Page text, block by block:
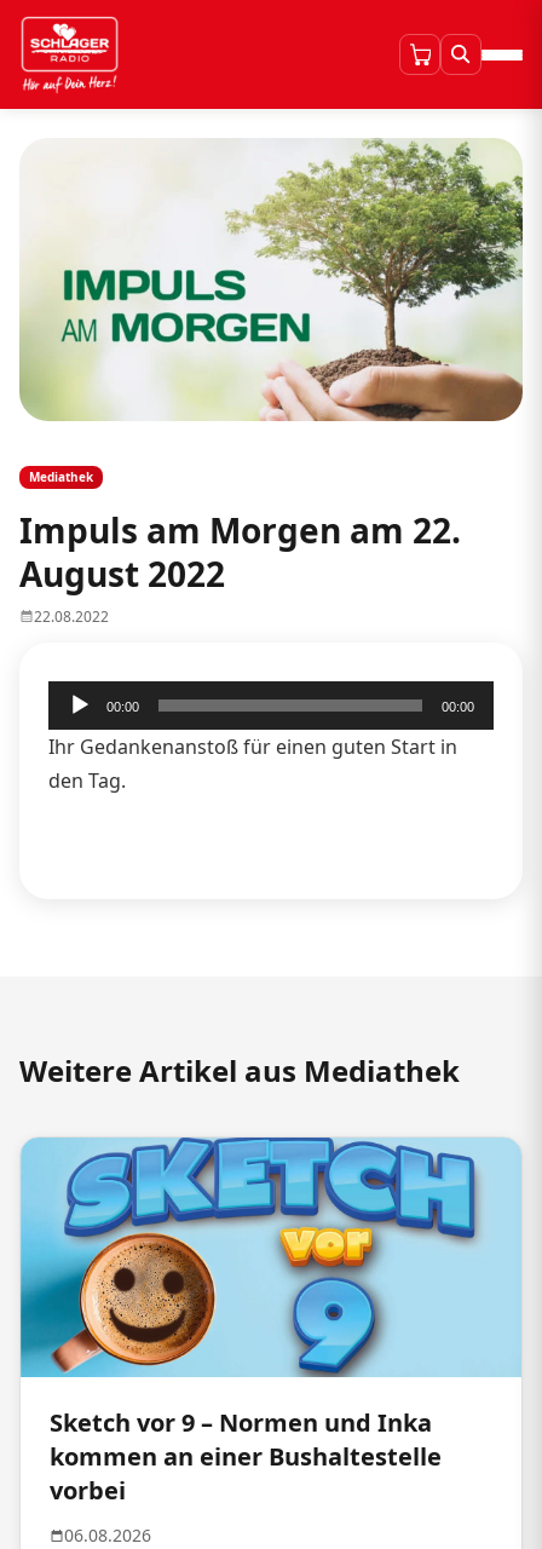
Mediathek
Impuls am Morgen am 22.
August 2022
22.08.2022
Audio-
Player
00:00 00:00
Ihr Gedankenanstoß für einen guten Start in
den Tag.
Weitere Artikel aus Mediathek
Sketch vor 9 – Normen und Inka
kommen an einer Bushaltestelle
vorbei
06.08.2026